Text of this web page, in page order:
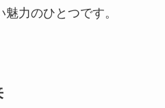
力のひとつです。